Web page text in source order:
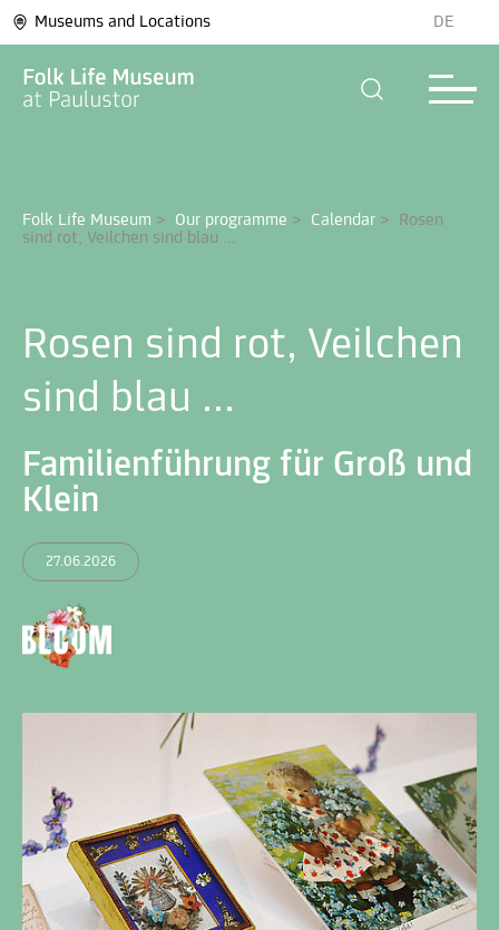
Museums and Locations DE
Folk Life Museum > Our programme > Calendar >
Rosen
sind rot, Veilchen sind blau ...
Rosen sind rot, Veilchen
sind blau ...
Familienführung für Groß und
Klein
27.06.2026